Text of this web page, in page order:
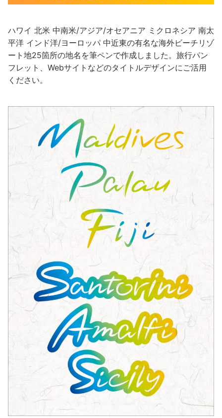
ハワイ 北米 中南米/アジア/オセアニア ミクロネシア 南太
平洋 インド洋/ヨーロッパ 中近東の有名な海外ビーチリゾ
ート地25箇所の地名を筆ペンで作成しました。旅行パン
フレット、Webサイトなどのタイトルデザインにご活用
ください。